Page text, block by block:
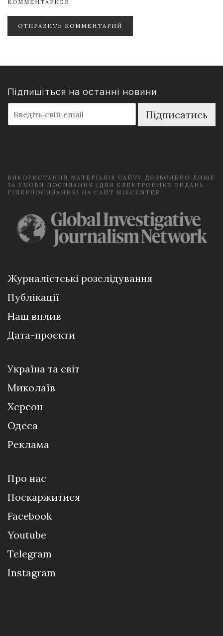
КОММЕНТАРИЕВ.
ОТПРАВИТЬ КОММЕНТАРИЙ
Підпишіться на останні новини
m
a
Підписатись
ВИКОРИСТАННЯ МАТЕРІАЛІВ САЙТУ ДОЗВОЛЕНО ЛИШЕ
ЗА УМОВИ ПОСИЛАННЯ (ДЛЯ ЕЛЕКТРОННИХ ВИДАНЬ -
ГІПЕРПОСИЛАННЯ) НА САЙТ NIKCENTER.
Журналістські розслідування
Публікації
Наш вплив
Дата-проєкти
Україна та світ
Миколаїв
Херсон
Одеса
Реклама
Про нас
Поскаржитися
Facebook
Youtube
Telegram
Instagram